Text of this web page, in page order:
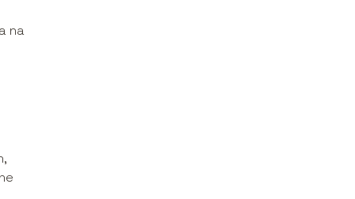
na